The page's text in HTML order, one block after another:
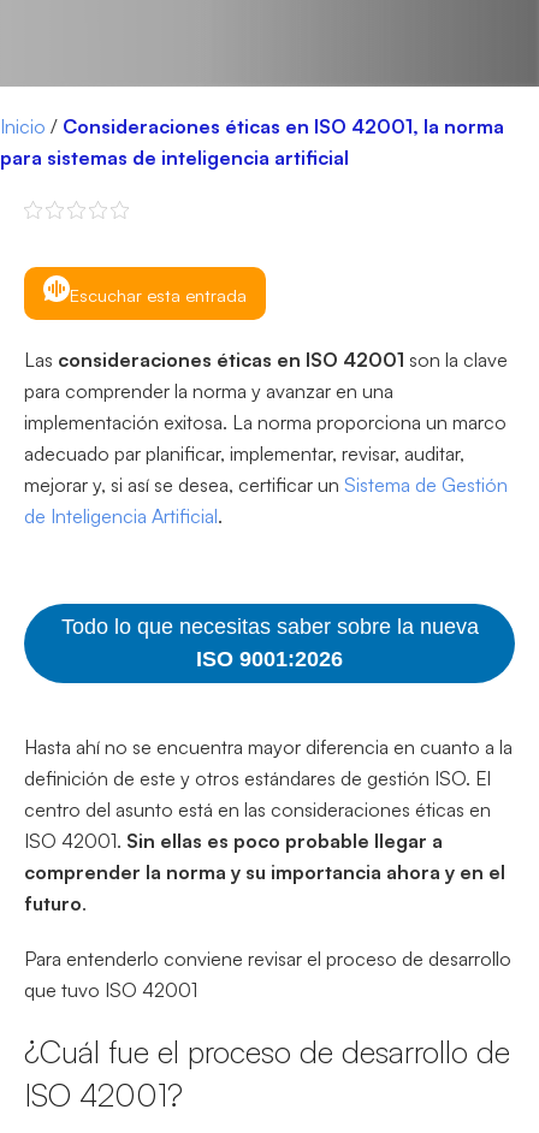
Inicio / Consideraciones éticas en ISO 42001, la norma
para sistemas de inteligencia artificial
Escuchar esta entrada
Las consideraciones éticas en ISO 42001 son la clave
para comprender la norma y avanzar en una
implementación exitosa. La norma proporciona un marco
adecuado par planificar, implementar, revisar, auditar,
mejorar y, si así se desea, certificar un Sistema de Gestión
de Inteligencia Artificial.
Todo lo que necesitas saber sobre la nueva
ISO 9001:2026
Hasta ahí no se encuentra mayor diferencia en cuanto a la
definición de este y otros estándares de gestión ISO. El
centro del asunto está en las consideraciones éticas en
ISO 42001. Sin ellas es poco probable llegar a
comprender la norma y su importancia ahora y en el
futuro.
Para entenderlo conviene revisar el proceso de desarrollo
que tuvo ISO 42001
¿Cuál fue el proceso de desarrollo de
ISO 42001?